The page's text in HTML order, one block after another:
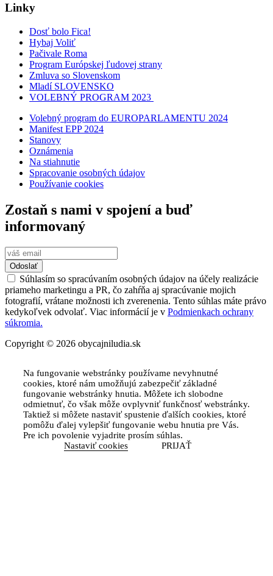
Linky
Dosť bolo Fica!
Hybaj Voliť
Pačivale Roma
Program Európskej ľudovej strany
Zmluva so Slovenskom
Mladí SLOVENSKO
VOLEBNÝ PROGRAM 2023
Volebný program do EUROPARLAMENTU 2024
Manifest EPP 2024
Stanovy
Oznámenia
Na stiahnutie
Spracovanie osobných údajov
Používanie cookies
Zostaň s nami v spojení a buď
informovaný
Odoslať
Súhlasím so spracúvaním osobných údajov na účely realizácie
priameho marketingu a PR, čo zahŕňa aj spracúvanie mojich
fotografií, vrátane možnosti ich zverenenia. Tento súhlas máte právo
kedykoľvek odvolať. Viac informácií je v Podmienkach ochrany
súkromia.
Copyright © 2026 obycajniludia.sk
Na fungovanie webstránky používame nevyhnutné
cookies, ktoré nám umožňujú zabezpečiť základné
fungovanie webstránky hnutia. Môžete ich slobodne
odmietnuť, čo však môže ovplyvniť funkčnosť webstránky.
Taktiež si môžete nastaviť spustenie ďalších cookies, ktoré
pomôžu ďalej vylepšiť fungovanie webu hnutia pre Vás.
Pre ich povolenie vyjadrite prosím súhlas.
Nastaviť cookies
PRIJAŤ